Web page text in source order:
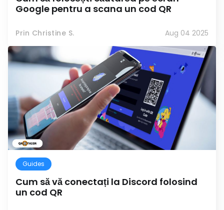
Google pentru a scana un cod QR
Prin Christine S. Aug 04 2025
Guides
Cum să vă conectați la Discord folosind
un cod QR